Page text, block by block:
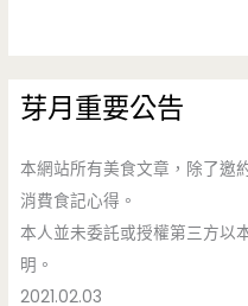
芽月重要公告
本網站所有美食文章，除了邀
消費食記心得。
本人並未委託或授權第三方以
明。
2021.02.03